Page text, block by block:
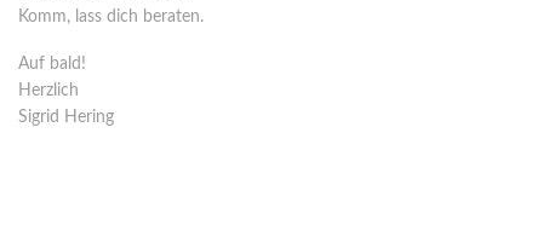
Komm, lass dich beraten.
Auf bald!
Herzlich
Sigrid Hering